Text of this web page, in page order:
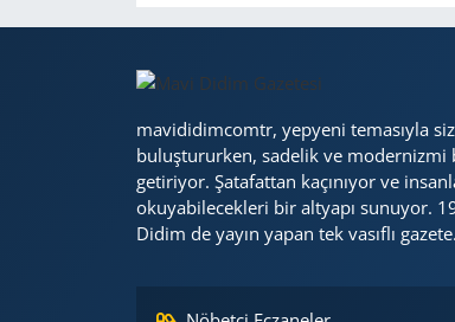
mavididimcomtr, yepyeni temasıyla
buluştururken, sadelik ve modernizmi
getiriyor. Şatafattan kaçınıyor ve
okuyabilecekleri bir altyapı sunuyor.
Didim de yayın yapan tek vasıflı